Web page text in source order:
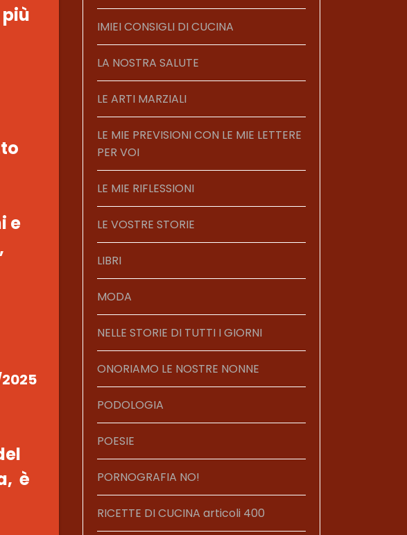
e
è
IMIEI CONSIGLI DI CUCINA
LA NOSTRA SALUTE
LE ARTI MARZIALI
LE MIE PREVISIONI CON LE MIE LETTERE
PER VOI
LE MIE RIFLESSIONI
LE VOSTRE STORIE
LIBRI
MODA
NELLE STORIE DI TUTTI I GIORNI
ONORIAMO LE NOSTRE NONNE
PODOLOGIA
POESIE
PORNOGRAFIA NO!
RICETTE DI CUCINA articoli 400